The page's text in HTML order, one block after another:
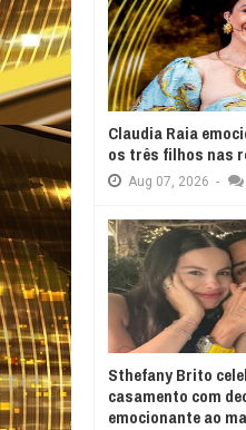
Claudia Raia
os três filhos nas
Aug 07, 2026 -
Sthefany Brito
casamento com
emocionante ao